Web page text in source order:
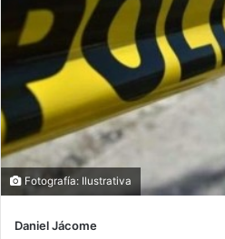
Fotografía: Ilustrativa
Daniel Jácome